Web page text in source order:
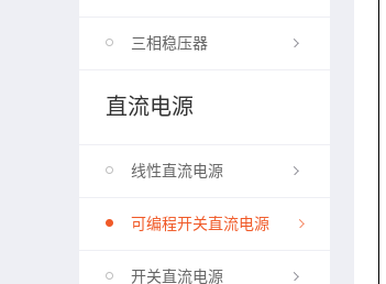
三相稳压器
直流电源
线性直流电源
可编程开关直流电源
开关直流电源